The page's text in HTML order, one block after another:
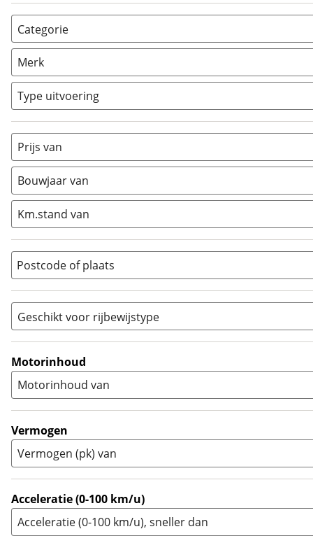
Categorie
AllRoad (11)
Chopper
Classic
Crosser (7)
Enduro
Minibike (0)
Motorscooter
Naked
Overig (0)
Racer ( 0)
Sport (0)
Sport Touring
Supermotard (0)
Supersport
Tourer (0)
Touring Enduro
Trike (0)
Zijspan 0)
Merk
Type uitvoering
Prijs van
Bouwjaar van
Km.stand van
Postcode of plaats
Geschikt voor rijbewijstype
A (16)
A1 (0)
(
Motorinhoud
Motorinhoud van
Vermogen
Vermogen (pk) van
Acceleratie (0-100 km/u)
Acceleratie (0-100 km/u), sneller dan